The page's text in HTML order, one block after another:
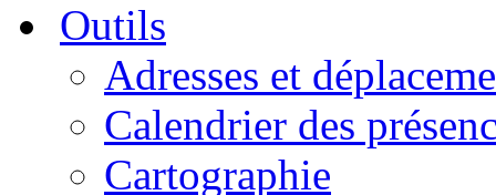
Outils
Adresses et
Calendrier des
Cartographie